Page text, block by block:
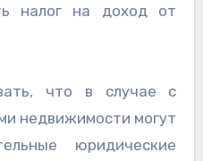
налог на доход от
что в случае с
недвижимости могут
юридические